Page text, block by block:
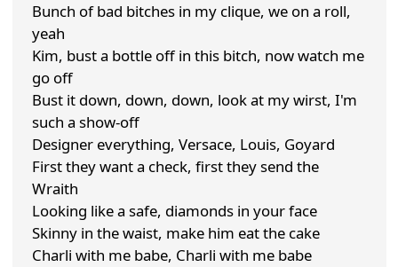
Bunch of bad bitches in my clique, we on a roll,
yeah
Kim, bust a bottle off in this bitch, now watch me
go off
Bust it down, down, down, look at my wirst, I'm
such a show-off
Designer everything, Versace, Louis, Goyard
First they want a check, first they send the
Wraith
Looking like a safe, diamonds in your face
Skinny in the waist, make him eat the cake
Charli with me babe, Charli with me babe